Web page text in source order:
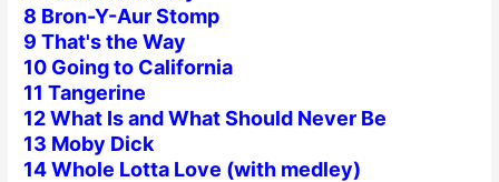
8 Bron-Y-Aur Stomp
9 That's the Way
10 Going to California
11 Tangerine
12 What Is and What Should Never Be
13 Moby Dick
14 Whole Lotta Love (with medley)